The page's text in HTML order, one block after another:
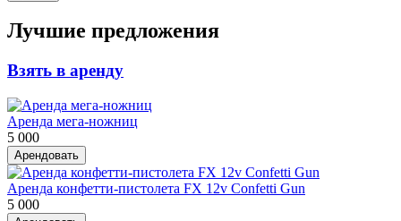
Лучшие предложения
Взять в аренду
Аренда мега-ножниц
5 000
Арендовать
Аренда конфетти-пистолета FX 12v Confetti Gun
5 000